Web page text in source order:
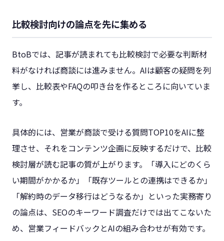
比較検討向けの論点を先に集める
BtoBでは、記事が読まれても比較検討で必要な判断材
料がなければ商談には進みません。AIは顧客の疑問を列
挙し、比較表やFAQの叩き台を作るところに向いていま
す。
具体的には、営業が商談で受ける質問TOP10をAIに整
理させ、それをコンテンツ企画に反映するだけで、比較
検討層が読む記事の質が上がります。「導入にどのくら
い期間がかかるか」「既存ツールとの連携はできるか」
「解約時のデータ移行はどうなるか」といった実務寄り
の論点は、SEOのキーワード調査だけでは出てこないた
め、営業フィードバックとAIの組み合わせが有効です。